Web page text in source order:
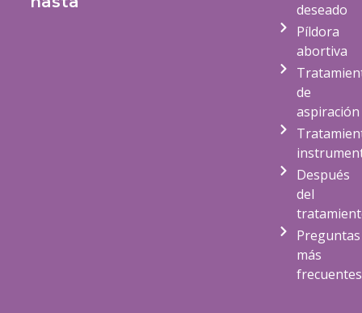
deseado
Píldora
abortiva
de
aspiración
Después
del
Preguntas
más
frecuentes